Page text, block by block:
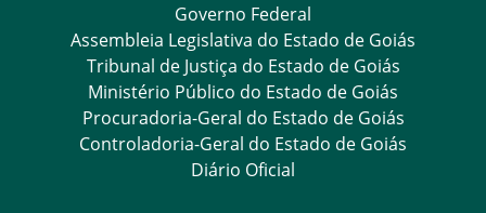
Governo Federal
Assembleia Legislativa do Estado de Goiás
Tribunal de Justiça do Estado de Goiás
Ministério Público do Estado de Goiás
Procuradoria-Geral do Estado de Goiás
Controladoria-Geral do Estado de Goiás
Diário Oficial